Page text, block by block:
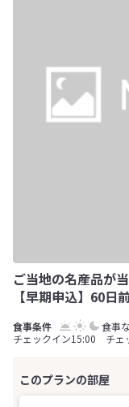
ご当地の名産品が
【早期申込】60
食事
チェックイン15:00 チェ